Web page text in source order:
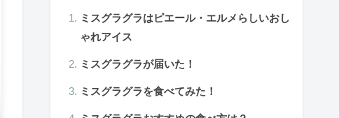
ミスグラグラはピエール・エルメらしいおし
ゃれアイス
ミスグラグラが届いた！
ミスグラグラを食べてみた！